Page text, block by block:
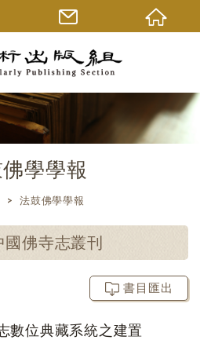
學學報
法鼓佛學學報
佛寺志叢刊
書目匯出
數位典藏系統之建置